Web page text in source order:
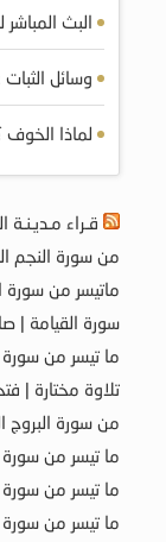
البث المباشر
وسائل الثبات
لماذا الخوف
قـراء مـديـنـة
من سورة النجم
ماتيسر من سورة
سورة القيامة |
ما تيسر من
تلاوة مختارة |
من سورة
ما تيسر من
ما تيسر من
ما تيسر من